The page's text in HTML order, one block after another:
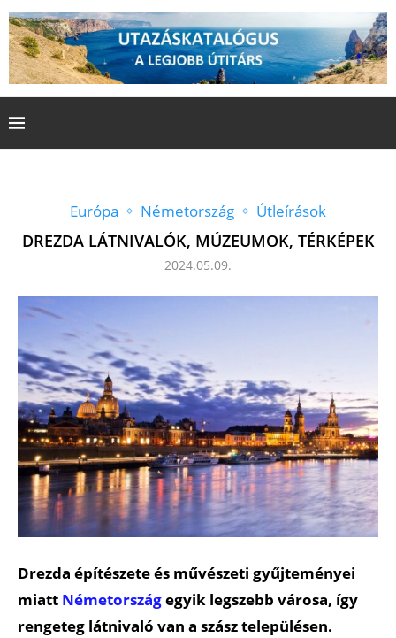
Európa Németország Útleírások
DREZDA LÁTNIVALÓK, MÚZEUMOK, TÉRKÉPEK
2024.05.09.
Drezda építészete és művészeti gyűjteményei
miatt Németországegyik legszebb városa, így
rengeteg látnivaló van a szász településen.